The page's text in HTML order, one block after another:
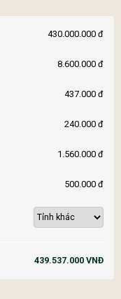
430.000.000 đ
8.600.000 đ
437.000 đ
240.000 đ
1.560.000 đ
500.000 đ
439.537.000 VNĐ